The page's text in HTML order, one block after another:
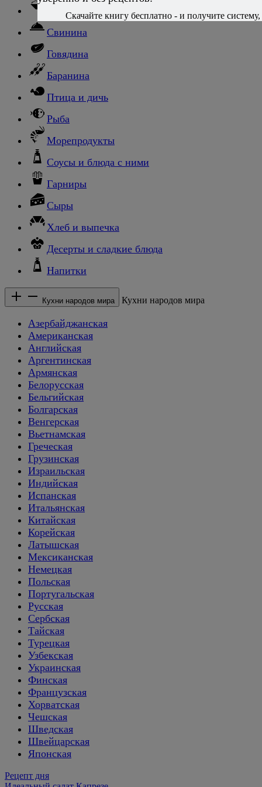
Ньокки
Свинина
Говядина
Баранина
Птица и дичь
Рыба
Морепродукты
Соусы и блюда с ними
Гарниры
Сыры
Хлеб и выпечка
Десерты и сладкие блюда
Напитки
Кухни народов мира Кухни народов мира
Азербайджанская
Американская
Английская
Аргентинская
Армянская
Белорусская
Бельгийская
Болгарская
Венгерская
Вьетнамская
Греческая
Грузинская
Израильская
Индийская
Испанская
Итальянская
Китайская
Корейская
Латышская
Мексиканская
Немецкая
Польская
Португальская
Русская
Сербская
Тайская
Турецкая
Узбекская
Украинская
Финская
Французская
Хорватская
Чешская
Шведская
Швейцарская
Японская
Рецепт дня
Скачайте книгу бесплатно - и получите систему,